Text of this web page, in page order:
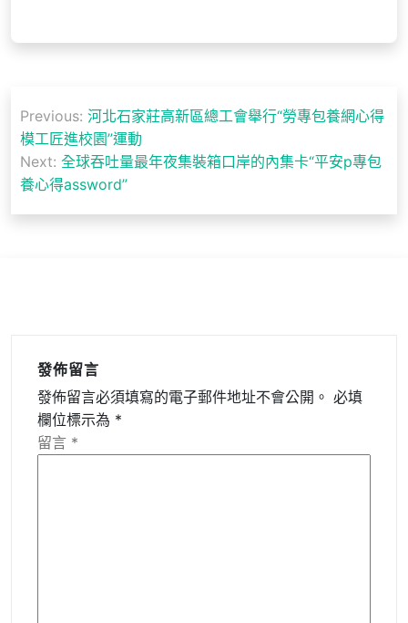
章
導
覽
Previous: 河北石家莊高新區總工會舉行“勞專包養網心得
模工匠進校園”運動
Next: 全球吞吐量最年夜集裝箱口岸的內集卡“平安p專包
養心得assword”
發佈留言
發佈留言必須填寫的電子郵件地址不會公開。 必填
欄位標示為 *
留言 *